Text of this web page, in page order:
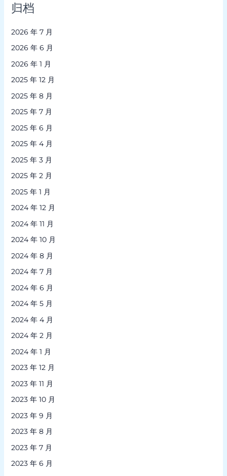
归档
2026 年 7 月
2026 年 6 月
2026 年 1 月
2025 年 12 月
2025 年 8 月
2025 年 7 月
2025 年 6 月
2025 年 4 月
2025 年 3 月
2025 年 2 月
2025 年 1 月
2024 年 12 月
2024 年 11 月
2024 年 10 月
2024 年 8 月
2024 年 7 月
2024 年 6 月
2024 年 5 月
2024 年 4 月
2024 年 2 月
2024 年 1 月
2023 年 12 月
2023 年 11 月
2023 年 10 月
2023 年 9 月
2023 年 8 月
2023 年 7 月
2023 年 6 月